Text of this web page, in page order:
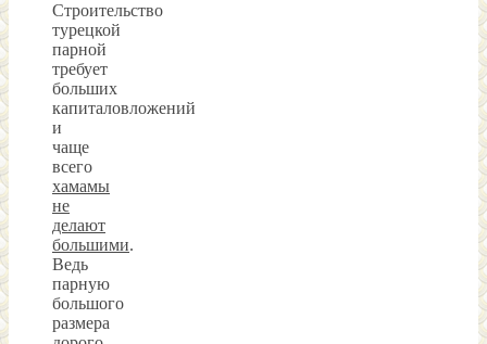
Строительство
турецкой
парной
требует
больших
капиталовложений
и
чаще
всего
хамамы
не
делают
большими.
Ведь
парную
большого
размера